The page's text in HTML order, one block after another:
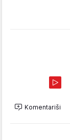
Komentariši